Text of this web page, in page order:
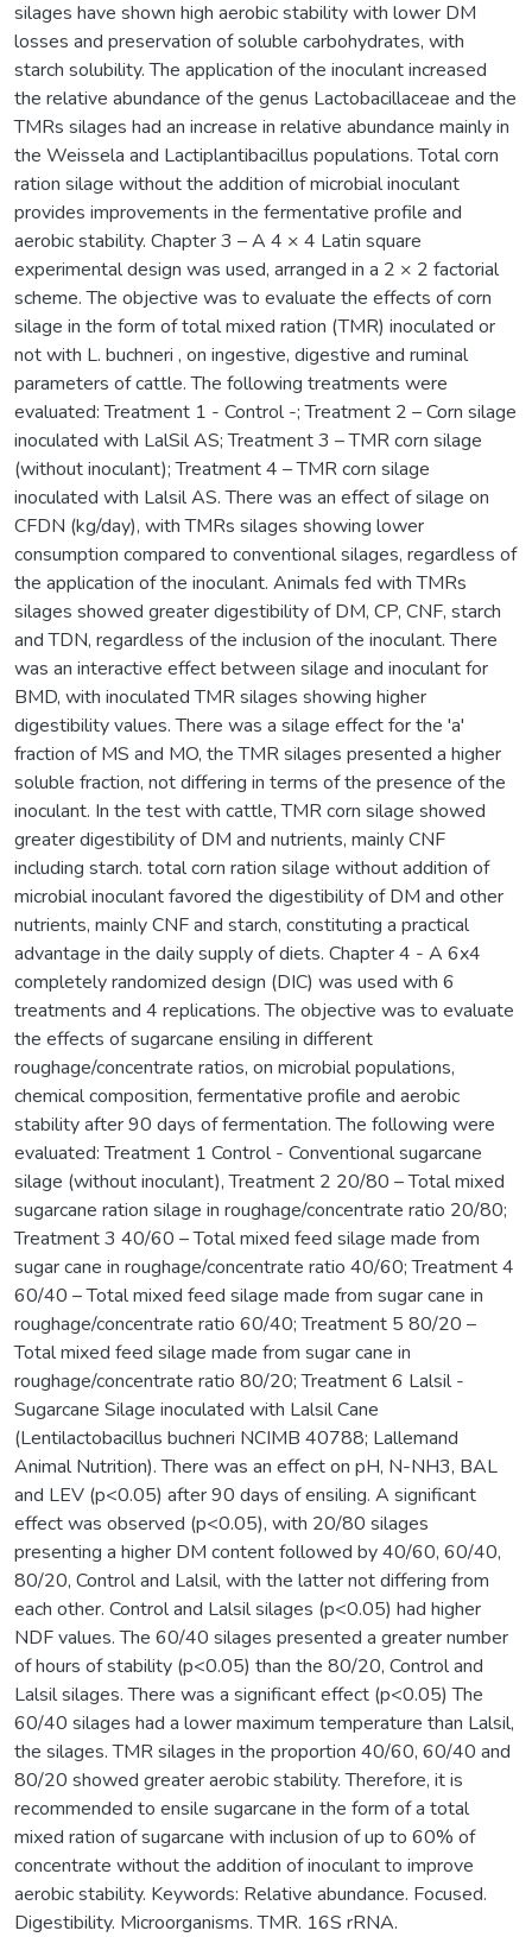
silages have shown high aerobic stability with lower DM
losses and preservation of soluble carbohydrates, with
starch solubility. The application of the inoculant increased
the relative abundance of the genus Lactobacillaceae and the
TMRs silages had an increase in relative abundance mainly in
the Weissela and Lactiplantibacillus populations. Total corn
ration silage without the addition of microbial inoculant
provides improvements in the fermentative profile and
aerobic stability. Chapter 3 – A 4 × 4 Latin square
experimental design was used, arranged in a 2 × 2 factorial
scheme. The objective was to evaluate the effects of corn
silage in the form of total mixed ration (TMR) inoculated or
not with L. buchneri , on ingestive, digestive and ruminal
parameters of cattle. The following treatments were
evaluated: Treatment 1 - Control -; Treatment 2 – Corn silage
inoculated with LalSil AS; Treatment 3 – TMR corn silage
(without inoculant); Treatment 4 – TMR corn silage
inoculated with Lalsil AS. There was an effect of silage on
CFDN (kg/day), with TMRs silages showing lower
consumption compared to conventional silages, regardless of
the application of the inoculant. Animals fed with TMRs
silages showed greater digestibility of DM, CP, CNF, starch
and TDN, regardless of the inclusion of the inoculant. There
was an interactive effect between silage and inoculant for
BMD, with inoculated TMR silages showing higher
digestibility values. There was a silage effect for the 'a'
fraction of MS and MO, the TMR silages presented a higher
soluble fraction, not differing in terms of the presence of the
inoculant. In the test with cattle, TMR corn silage showed
greater digestibility of DM and nutrients, mainly CNF
including starch. total corn ration silage without addition of
microbial inoculant favored the digestibility of DM and other
nutrients, mainly CNF and starch, constituting a practical
advantage in the daily supply of diets. Chapter 4 - A 6x4
completely randomized design (DIC) was used with 6
treatments and 4 replications. The objective was to evaluate
the effects of sugarcane ensiling in different
roughage/concentrate ratios, on microbial populations,
chemical composition, fermentative profile and aerobic
stability after 90 days of fermentation. The following were
evaluated: Treatment 1 Control - Conventional sugarcane
silage (without inoculant), Treatment 2 20/80 – Total mixed
sugarcane ration silage in roughage/concentrate ratio 20/80;
Treatment 3 40/60 – Total mixed feed silage made from
sugar cane in roughage/concentrate ratio 40/60; Treatment 4
60/40 – Total mixed feed silage made from sugar cane in
roughage/concentrate ratio 60/40; Treatment 5 80/20 –
Total mixed feed silage made from sugar cane in
roughage/concentrate ratio 80/20; Treatment 6 Lalsil -
Sugarcane Silage inoculated with Lalsil Cane
(Lentilactobacillus buchneri NCIMB 40788; Lallemand
Animal Nutrition). There was an effect on pH, N-NH3, BAL
and LEV (p<0.05) after 90 days of ensiling. A significant
effect was observed (p<0.05), with 20/80 silages
presenting a higher DM content followed by 40/60, 60/40,
80/20, Control and Lalsil, with the latter not differing from
each other. Control and Lalsil silages (p<0.05) had higher
NDF values. The 60/40 silages presented a greater number
of hours of stability (p<0.05) than the 80/20, Control and
Lalsil silages. There was a significant effect (p<0.05) The
60/40 silages had a lower maximum temperature than Lalsil,
the silages. TMR silages in the proportion 40/60, 60/40 and
80/20 showed greater aerobic stability. Therefore, it is
recommended to ensile sugarcane in the form of a total
mixed ration of sugarcane with inclusion of up to 60% of
concentrate without the addition of inoculant to improve
aerobic stability. Keywords: Relative abundance. Focused.
Digestibility. Microorganisms. TMR. 16S rRNA.